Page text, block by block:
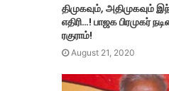
திமுகவும், அதிமுகவும்
எதிரி…! பாஜக பிரமுகர்
ரகுராம்!
August 21, 2020